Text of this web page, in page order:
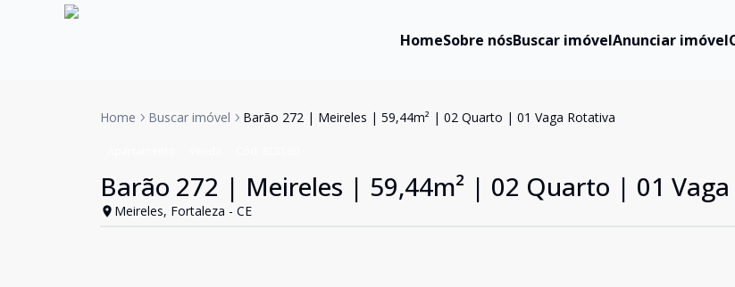
HomeSobre nósBuscar imóvelAnunciar imóvel
Home Buscar imóvel Barão 272 | Meireles | 59,44m² | 02 Quarto | 01 Vaga Rotativa
Barão 272 | Meireles | 59,44m² | 02 Quarto | 01
Meireles, Fortaleza - CE